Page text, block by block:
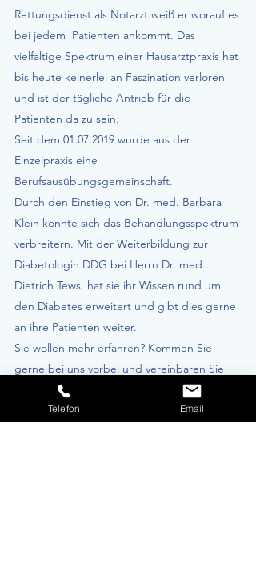
Rettungsdienst als Notarzt weiß er worauf es
bei jedem Patienten ankommt. Das
vielfältige Spektrum einer Hausarztpraxis hat
bis heute keinerlei an Faszination verloren
und ist der tägliche Antrieb für die
Patienten da zu sein.
Seit dem 01.07.2019 wurde aus der
Einzelpraxis eine
Berufsausübungsgemeinschaft.
Durch den Einstieg von Dr. med. Barbara
Klein konnte sich das Behandlungsspektrum
verbreitern. Mit der Weiterbildung zur
Diabetologin DDG bei Herrn Dr. med.
Dietrich Tews hat sie ihr Wissen rund um
den Diabetes erweitert und gibt dies gerne
an ihre Patienten weiter.
Sie wollen mehr erfahren? Kommen Sie
gerne bei uns vorbei und vereinbaren Sie
einen Termin.
Telefon Email